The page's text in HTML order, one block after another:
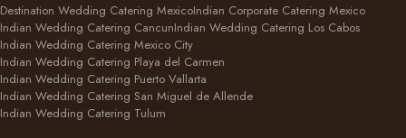
Destination Wedding Catering MexicoIndian Corporate Catering Mexico
Indian Wedding Catering CancunIndian Wedding Catering Los Cabos
Indian Wedding Catering Mexico City
Indian Wedding Catering Playa del Carmen
Indian Wedding Catering Puerto Vallarta
Indian Wedding Catering San Miguel de Allende
Indian Wedding Catering Tulum